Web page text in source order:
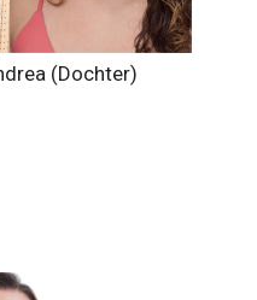
(Dochter)